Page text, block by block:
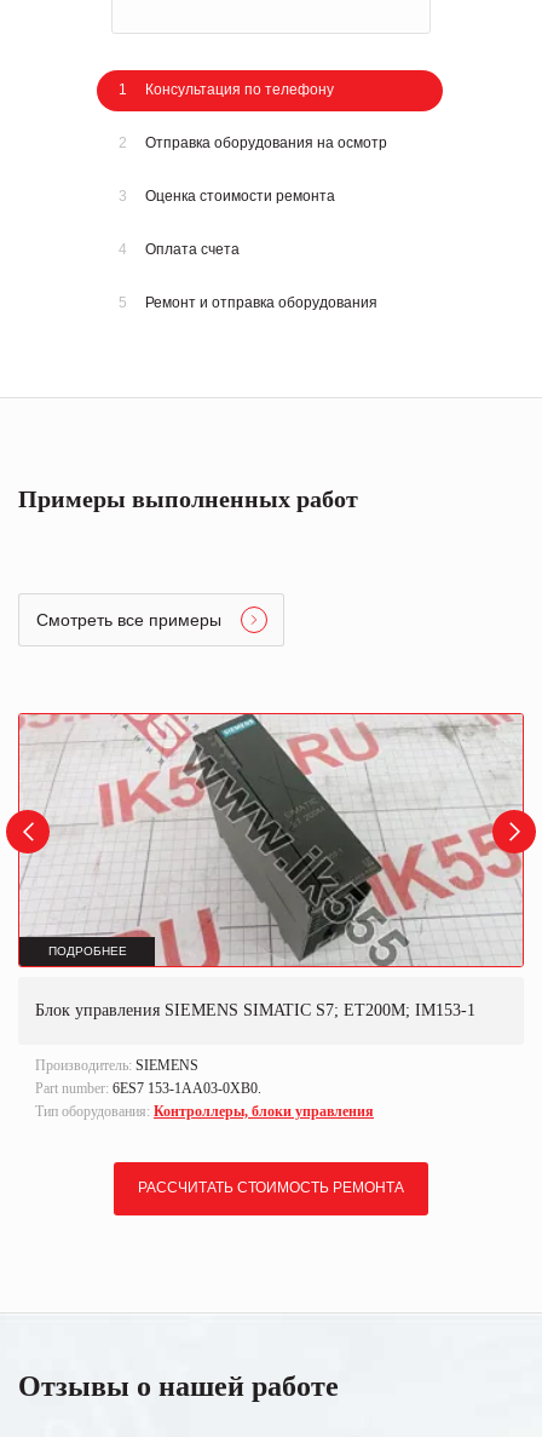
1 Консультация по телефону
2 Отправка оборудования на осмотр
3 Оценка стоимости ремонта
4 Оплата счета
5 Ремонт и отправка оборудования
Примеры выполненных работ
Смотреть все примеры
ПОДРОБНЕЕ
Блок управления SIEMENS SIMATIC S7; ET200M; IM153-1
Производитель: SIEMENS
Part number: 6ES7 153-1AA03-0XB0.
Тип оборудования: Контроллеры, блоки управления
РАССЧИТАТЬ СТОИМОСТЬ РЕМОНТА
Отзывы о нашей работе